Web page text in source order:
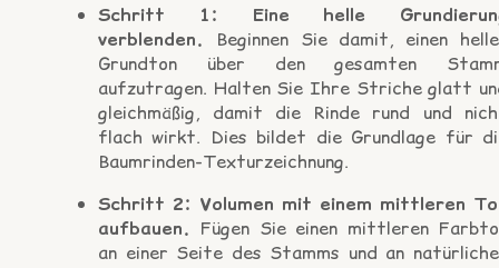
Schritt 1: Eine helle
verblenden. Beginnen Sie damit, einen
Grundton über den gesamten
aufzutragen. Halten Sie Ihre Striche glatt
gleichmäßig, damit die Rinde rund und
flach wirkt. Dies bildet die Grundlage für
Baumrinden-Texturzeichnung.
Schritt 2: Volumen mit einem mittleren
aufbauen. Fügen Sie einen mittleren
an einer Seite des Stamms und an